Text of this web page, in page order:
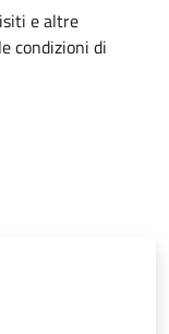
e altre
condizioni di